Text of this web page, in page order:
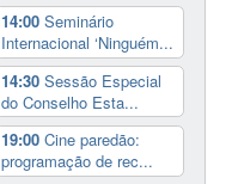
14:00Seminário
Internacional ‘Ninguém...
14:30Sessão Especial
do Conselho Esta...
19:00Cine paredão:
programação de rec...